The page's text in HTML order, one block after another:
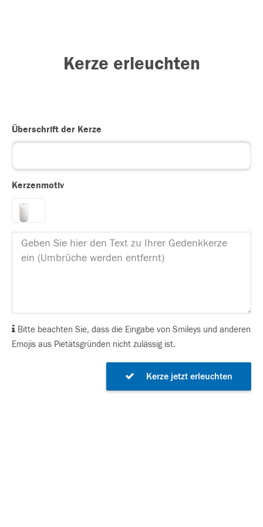
Kerze erleuchten
Überschrift der Kerze
Kerzenmotiv
Bitte beachten Sie, dass die Eingabe von Smileys und anderen
Emojis aus Pietätsgründen nicht zulässig ist.
Kerze jetzt erleuchten